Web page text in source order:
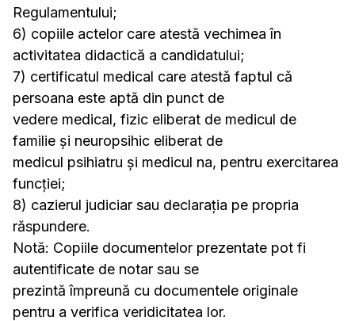
Regulamentului;
6) copiile actelor care atestă vechimea în
activitatea didactică a candidatului;
7) certificatul medical care atestă faptul că
persoana este aptă din punct de
vedere medical, fizic eliberat de medicul de
familie și neuropsihic eliberat de
medicul psihiatru și medicul na, pentru exercitarea
funcției;
8) cazierul judiciar sau declarația pe propria
răspundere.
Notă: Copiile documentelor prezentate pot fi
autentificate de notar sau se
prezintă împreună cu documentele originale
pentru a verifica veridicitatea lor.